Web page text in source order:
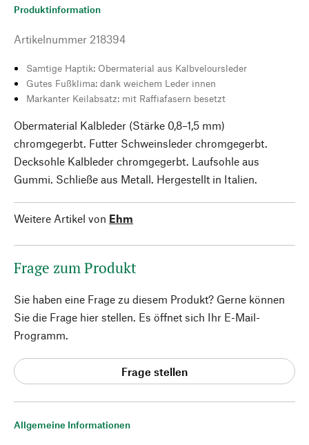
Allgemeine Informationen
Produktinformation
Artikelnummer 218394
Samtige Haptik: Obermaterial aus Kalbveloursleder
Gutes Fußklima: dank weichem Leder innen
Markanter Keilabsatz: mit Raffiafasern besetzt
Obermaterial Kalbleder (Stärke 0,8–1,5 mm)
chromgegerbt. Futter Schweinsleder chromgegerbt.
Decksohle Kalbleder chromgegerbt. Laufsohle aus
Gummi. Schließe aus Metall. Hergestellt in Italien.
Weitere Artikel von Ehm
Frage zum Produkt
Sie haben eine Frage zu diesem Produkt? Gerne können
Sie die Frage hier stellen. Es öffnet sich Ihr E-Mail-
Programm.
Frage stellen